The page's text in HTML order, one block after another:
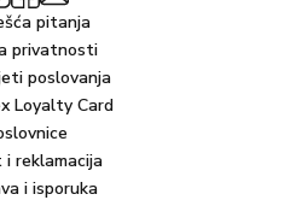
pitanja
privatnosti
poslovanja
Loyalty Card
reklamacija
i isporuka